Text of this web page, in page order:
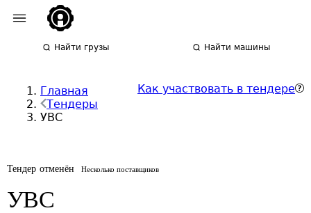
Найти грузы Найти машины
Главная
Тендеры
УВС
Как участвовать в тендере
Тендер отменён Несколько поставщиков
УВС